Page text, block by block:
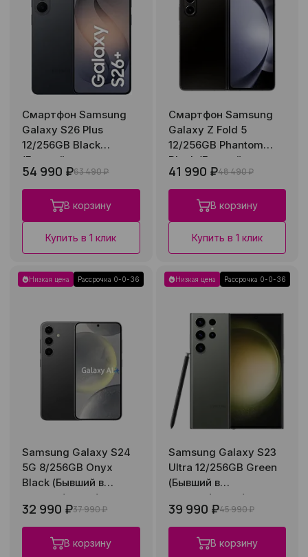
Смартфон Samsung
Galaxy S26 Plus
12/256GB Black
(Бывший в
употреблении)
54 990 ₽63 490 ₽
В корзину
Купить в 1 клик
Смартфон Samsung
Galaxy Z Fold 5
12/256GB Phantom
Black (Бывший в
употреблении)
41 990 ₽48 490 ₽
В корзину
Купить в 1 клик
Низкая цена Рассрочка 0-0-36
Samsung Galaxy S24
5G 8/256GB Onyx
Black (Бывший в
употреблении)
32 990 ₽37 990 ₽
В корзину
Низкая цена Рассрочка 0-0-36
Samsung Galaxy S23
Ultra 12/256GB Green
(Бывший в
употреблении)
39 990 ₽45 990 ₽
В корзину